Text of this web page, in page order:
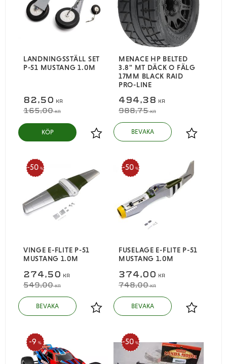
LANDNINGSSTÄLL SET
P-51 MUSTANG 1.0M
82,50 KR
165,00KR
Lägg till i favoriter
KÖP
MENACE HP BELTED
3.8" MT DÄCK O FÄLG
17MM BLACK RAID
PRO-LINE
494,38 KR
988,75KR
Lägg till i
VINGE E-FLITE P-51
MUSTANG 1.0M
274,50 KR
549,00KR
50 %
Lägg till i favoriter
FUSELAGE E-FLITE P-51
MUSTANG 1.0M
374,00 KR
748,00KR
50 %
Lägg till i
9 % 50 %